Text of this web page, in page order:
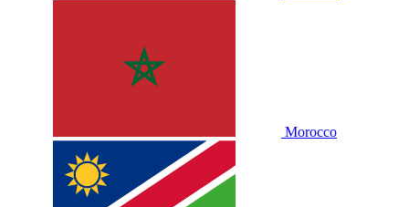
Morocco